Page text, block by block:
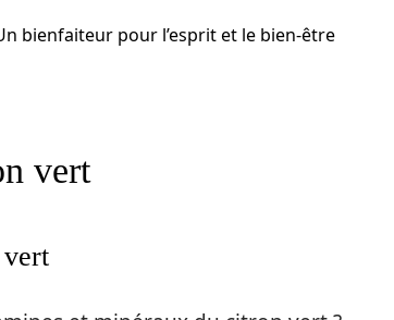
bienfaiteur pour l’esprit et le bien-être
vert